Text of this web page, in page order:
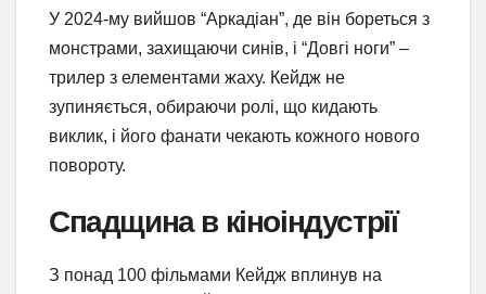
У 2024-му вийшов “Аркадіан”, де він бореться з
монстрами, захищаючи синів, і “Довгі ноги” –
трилер з елементами жаху. Кейдж не
зупиняється, обираючи ролі, що кидають
виклик, і його фанати чекають кожного нового
повороту.
Спадщина в кіноіндустрії
З понад 100 фільмами Кейдж вплинув на